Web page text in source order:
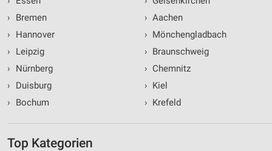
›
Bremen
›
Hannover
›
Leipzig
›
Nürnberg
›
Duisburg
›
Bochum
› Aachen
› Mönchengladbach
› Braunschweig
› Chemnitz
› Kiel
› Krefeld
Top Kategorien